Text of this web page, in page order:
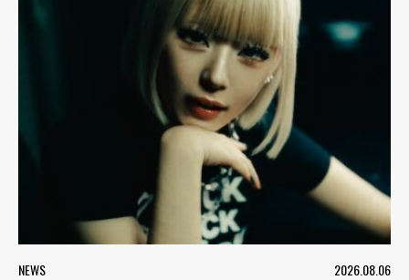
NEWS 2026.08.06